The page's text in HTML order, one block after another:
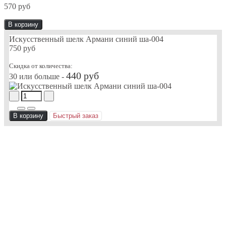
570 руб
В корзину
Искусственный шелк Армани синий ша-004
750 руб
Скидка от количества:
30 или больше - 440 руб
В корзину Быстрый заказ